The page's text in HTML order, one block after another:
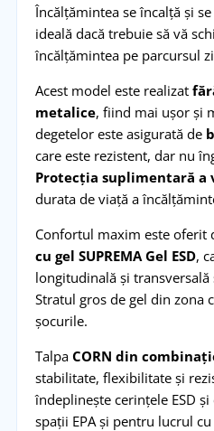
Încălțămintea se încalță și
ideală dacă trebuie să vă
încălțămintea pe parcursul
Acest model este realizat
metalice, fiind mai ușor și
degetelor este asigurată de
care este rezistent, dar nu
Protecția suplimentară a
durata de viață a
Confortul maxim este oferit
cu gel SUPREMA Gel ESD,
longitudinală și transversală
Stratul gros de gel din zona
șocurile.
Talpa CORN din
stabilitate, flexibilitate și
îndeplinește cerințele ESD
spații EPA și pentru lucrul